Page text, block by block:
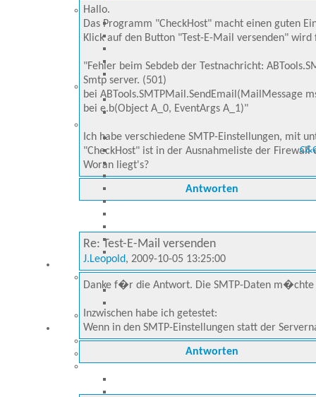
Hallo.
Das Programm "CheckHost" macht einen guten
Klick auf den Button "Test-E-Mail versenden"
"Fehler beim Sebdeb der Testnachricht:
Smtp server. (501)
bei ABTools.SMTPMail.SendEmail(MailMessage
bei e.b(Object A_0, EventArgs A_1)"
Ich habe verschiedene SMTP-Einstellungen, mit
"CheckHost" ist in der Ausnahmeliste der
Woran liegt's?
Antworten
Re: Test-E-Mail versenden
J.Leopold, 2009-10-05 13:25:00
Danke f�r die Antwort. Die SMTP-Daten
Inzwischen habe ich getestet:
Wenn in den SMTP-Einstellungen statt der
Antworten